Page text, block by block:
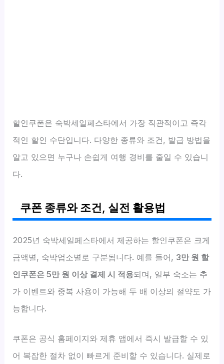
할인쿠폰은 숙박세일페스타에서 가장 직관적이고 즉각
적인 할인 수단입니다. 다양한 종류와 조건, 발급 방법을
알고 있으면 누구나 손쉽게 여행 경비를 줄일 수 있습니
다.
쿠폰 종류와 조건, 실전 활용법
2025년 숙박세일페스타에서 제공하는 할인쿠폰은 크게
금액별, 숙박업소별로 구분됩니다. 예를 들어, 3만 원 할
인쿠폰은 5만 원 이상 결제 시 적용되며, 일부 숙소는 추
가 이벤트와 중복 사용이 가능해 두 배 이상의 절약도 가
능합니다.
쿠폰은 공식 홈페이지와 제휴 앱에서 즉시 발급할 수 있
어 복잡한 절차 없이 빠르게 준비할 수 있습니다. 실제로